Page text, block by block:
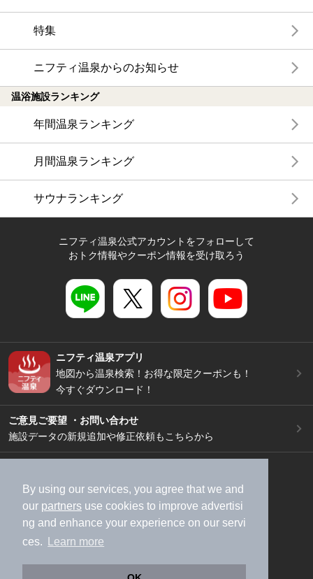
By using our services, you agree that we and
our partners use cookies to improve advertisi
ng and enhance your experience on our servi
ces.
Learn more
特集
ニフティ温泉からのお知らせ
温浴施設ランキング
年間温泉ランキング
月間温泉ランキング
サウナランキング
ニフティ温泉公式アカウントをフォローして
おトク情報やクーポン情報を受け取ろう
ニフティ温泉アプリ
地図から温泉検索！お得な限定クーポンも！
今すぐダウンロード！
ご意見ご要望 ・お問い合わせ
施設データの新規追加や修正依頼もこちらから
加盟店募集（資料請求）
広告出稿のご案内
利用規約
ライフスタイルMEMBERS+規約
特定商取引法に基づく表記
ヘルプ
採用情報
運営会社